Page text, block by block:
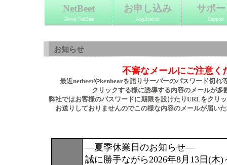
NetBeet
About NetBeet
お申し込み
Application
サポ
Support
お知らせ
不審なメールにご注意く
最近netbeetやkenbearを語りサーバーのパスワード切れ
クリックする様に誘導する内容のメールが多
弊社ではお客様のパスワードに期限を設けたりURLをクリ
お送りしておりませんのでこの様な内容のメールが届い
―夏季休業日のお知らせ―
誠に勝手ながら2026年8月13日(木)